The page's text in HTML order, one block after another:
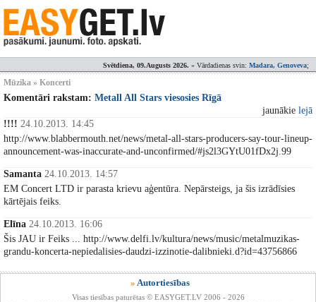
Svētdiena, 09.Augusts 2026. » Vārdadienas svin: Madara, Genoveva;
Mūzika » Koncerti
Komentāri rakstam: Metall All Stars viesosies Rīgā
jaunākie lejā
!!!! 24.10.2013. 14:45
http://www.blabbermouth.net/news/metal-all-stars-producers-say-tour-lineup-
announcement-was-inaccurate-and-unconfirmed/#js2l3GYtU01fDx2j.99
Samanta 24.10.2013. 14:57
EM Concert LTD ir parasta krievu aģentūra. Nepārsteigs, ja šis izrādīsies
kārtējais feiks.
Elīna 24.10.2013. 16:06
Šis JAU ir Feiks ... http://www.delfi.lv/kultura/news/music/metalmuzikas-
grandu-koncerta-nepiedalisies-daudzi-izzinotie-dalibnieki.d?id=43756866
» Autortiesības
Visas tiesības paturētas © EASYGET.LV 2006 - 2026